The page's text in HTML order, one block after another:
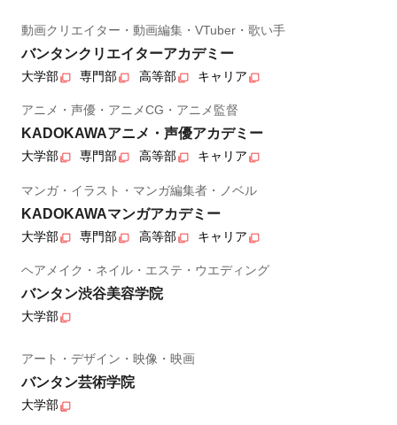
動画クリエイター・動画編集・VTuber・歌い手
バンタンクリエイターアカデミー
大学部 専門部 高等部 キャリア
アニメ・声優・アニメCG・アニメ監督
KADOKAWAアニメ・声優アカデミー
大学部 専門部 高等部 キャリア
マンガ・イラスト・マンガ編集者・ノベル
KADOKAWAマンガアカデミー
大学部 専門部 高等部 キャリア
ヘアメイク・ネイル・エステ・ウエディング
バンタン渋谷美容学院
大学部
アート・デザイン・映像・映画
バンタン芸術学院
大学部